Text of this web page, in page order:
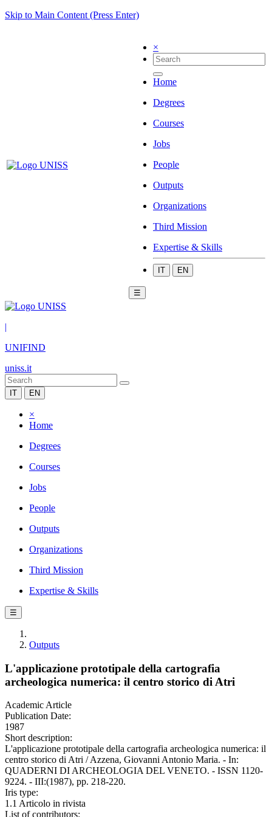
Skip to Main Content (Press Enter)
×
Home
Degrees
Courses
Jobs
People
Outputs
Organizations
Third Mission
Expertise & Skills
IT EN
☰
|
UNIFIND
uniss.it
IT EN
×
Home
Degrees
Courses
Jobs
People
Outputs
Organizations
Third Mission
Expertise & Skills
☰
Outputs
L'applicazione prototipale della cartografia
archeologica numerica: il centro storico di Atri
Academic Article
Publication Date:
1987
Short description:
L'applicazione prototipale della cartografia archeologica numerica: il
centro storico di Atri / Azzena, Giovanni Antonio Maria. - In:
QUADERNI DI ARCHEOLOGIA DEL VENETO. - ISSN 1120-
9224. - III:(1987), pp. 218-220.
Iris type:
1.1 Articolo in rivista
List of contributors: